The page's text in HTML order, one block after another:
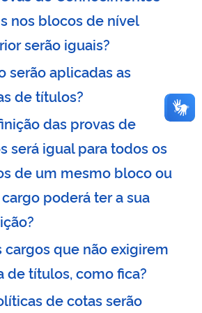
nos blocos de nível
serão iguais?
serão aplicadas as
de títulos?
das provas de
será igual para todos os
de um mesmo bloco ou
poderá ter a sua
cargos que não exigirem
de títulos, como fica?
de cotas serão